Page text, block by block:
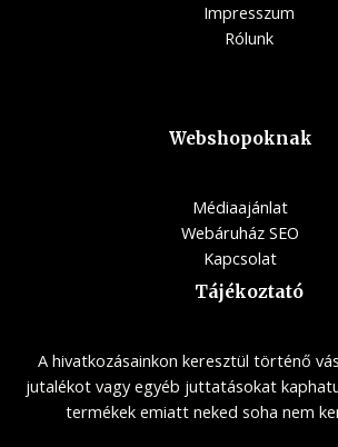
Impresszum
Rólunk
Webshopoknak
Médiaajánlat
Webáruház SEO
Kapcsolat
Tájékoztató
A hivatkozásainkon keresztül történő
jutalékot vagy egyéb juttatásokat
termékek emiatt neked soha nem